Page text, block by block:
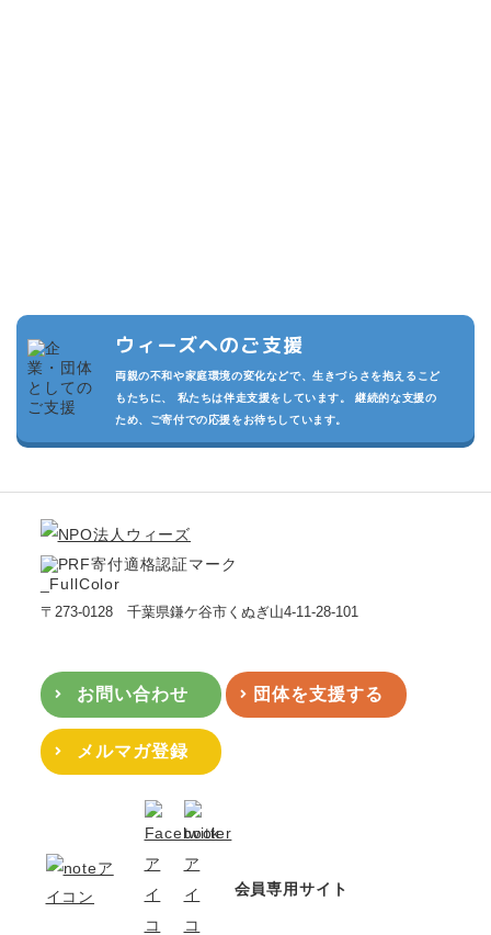
ウィーズへのご支援
両親の不和や家庭環境の変化などで、生きづらさを抱えるこど
もたちに、 私たちは伴走支援をしています。 継続的な支援の
ため、ご寄付での応援をお待ちしています。
〒273-0128 千葉県鎌ケ谷市くぬぎ山4-11-28-101
お問い合わせ 団体を支援する
メルマガ登録
会員専用サイト